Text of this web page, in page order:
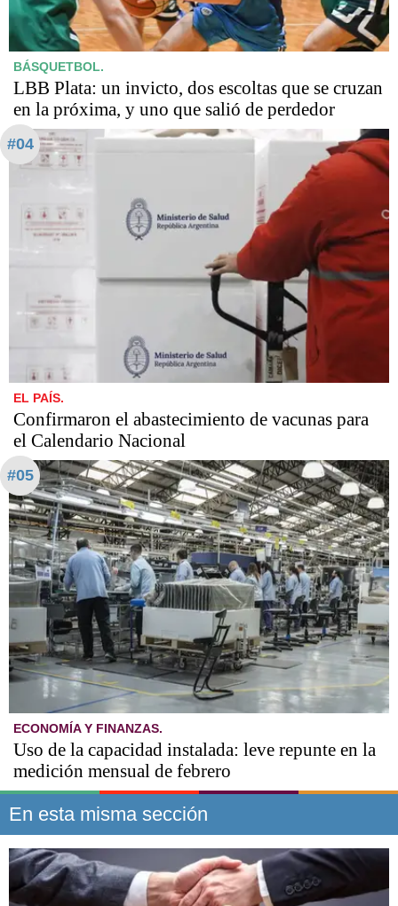
BÁSQUETBOL.
LBB Plata: un invicto, dos escoltas que se cruzan
en la próxima, y uno que salió de perdedor
#04
EL PAÍS.
Confirmaron el abastecimiento de vacunas para
el Calendario Nacional
#05
ECONOMÍA Y FINANZAS.
Uso de la capacidad instalada: leve repunte en la
medición mensual de febrero
En esta misma sección